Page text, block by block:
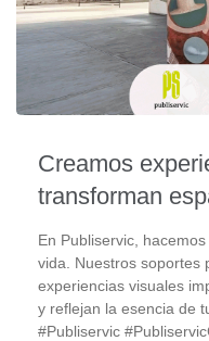
Creamos
transforman
En Publiservic,
vida. Nuestros soportes
experiencias visuales
y reflejan la esencia de
#Publiservic